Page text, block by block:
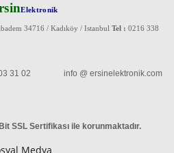
Elektronik
34716 / Kadıköy / Istanbul Tel : 0216 338
203 31 02 info @ ersinelektronik.com
SSL Sertifikası ile korunmaktadır.
Medya